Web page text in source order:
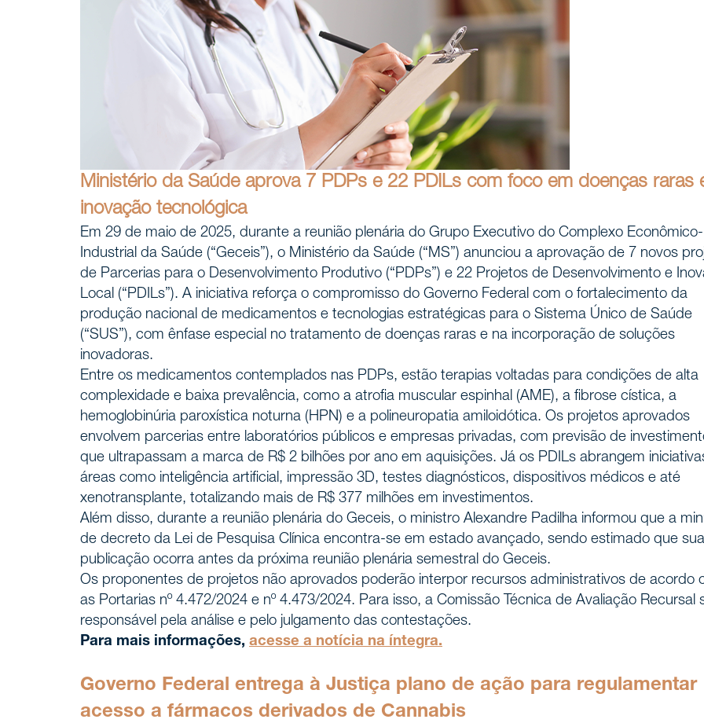
Home
NÓS, DEMAREST
Nossa história
Sobre nós
Cultura
Profissionais
Carreiras
Ministério da Saúde aprova 7 PDPs e 22 PDILs com foco em doenças raras
inovação tecnológica
Em 29 de maio de 2025, durante a reunião plenária do Grupo Executivo do Complexo Econômico-
Industrial da Saúde (“Geceis”), o Ministério da Saúde (“MS”) anunciou a aprovação de 7 novos
de Parcerias para o Desenvolvimento Produtivo (“PDPs”) e 22 Projetos de Desenvolvimento e
Local (“PDILs”). A iniciativa reforça o compromisso do Governo Federal com o fortalecimento da
produção nacional de medicamentos e tecnologias estratégicas para o Sistema Único de Saúde
(“SUS”), com ênfase especial no tratamento de doenças raras e na incorporação de soluções
inovadoras.
Entre os medicamentos contemplados nas PDPs, estão terapias voltadas para condições de alta
complexidade e baixa prevalência, como a atrofia muscular espinhal (AME), a fibrose cística, a
hemoglobinúria paroxística noturna (HPN) e a polineuropatia amiloidótica. Os projetos aprovados
envolvem parcerias entre laboratórios públicos e empresas privadas, com previsão de
que ultrapassam a marca de R$ 2 bilhões por ano em aquisições. Já os PDILs abrangem
áreas como inteligência artificial, impressão 3D, testes diagnósticos, dispositivos médicos e até
xenotransplante, totalizando mais de R$ 377 milhões em investimentos.
Além disso, durante a reunião plenária do Geceis, o ministro Alexandre Padilha informou que a
de decreto da Lei de Pesquisa Clínica encontra-se em estado avançado, sendo estimado que sua
publicação ocorra antes da próxima reunião plenária semestral do Geceis.
Os proponentes de projetos não aprovados poderão interpor recursos administrativos de acordo
as Portarias nº 4.472/2024 e nº 4.473/2024. Para isso, a Comissão Técnica de Avaliação Recursal
responsável pela análise e pelo julgamento das contestações.
Para mais informações, acesse a notícia na íntegra.
Governo Federal entrega à Justiça plano de ação para regulamentar
acesso a fármacos derivados de Cannabis